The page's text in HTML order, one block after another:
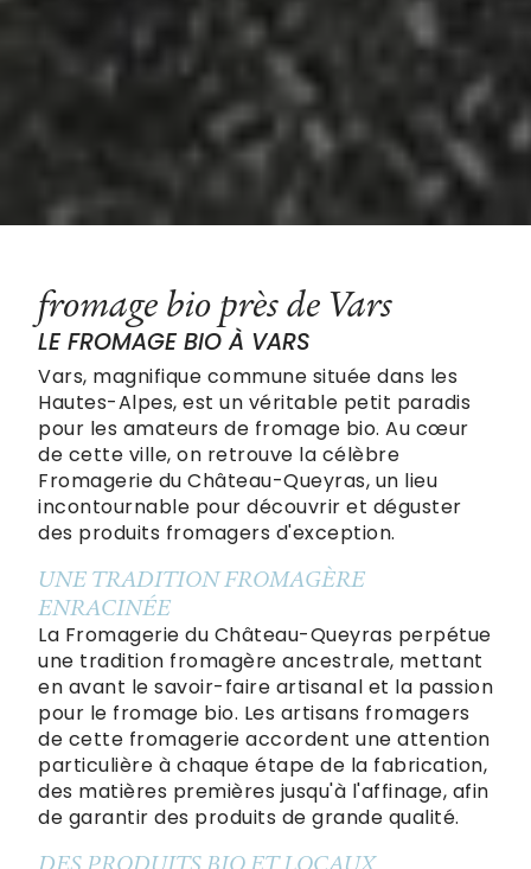
fromage bio près de Vars
LE FROMAGE BIO À VARS
Vars, magnifique commune située dans les
Hautes-Alpes, est un véritable petit paradis
pour les amateurs de fromage bio. Au cœur
de cette ville, on retrouve la célèbre
Fromagerie du Château-Queyras, un lieu
incontournable pour découvrir et déguster
des produits fromagers d'exception.
UNE TRADITION FROMAGÈRE
ENRACINÉE
La Fromagerie du Château-Queyras perpétue
une tradition fromagère ancestrale, mettant
en avant le savoir-faire artisanal et la passion
pour le fromage bio. Les artisans fromagers
de cette fromagerie accordent une attention
particulière à chaque étape de la fabrication,
des matières premières jusqu'à l'affinage, afin
de garantir des produits de grande qualité.